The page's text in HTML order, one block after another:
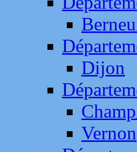
Dijon
Vernon